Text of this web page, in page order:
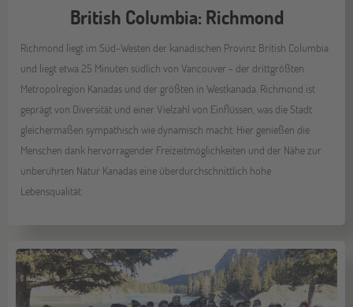
British Columbia: Richmond
Richmond liegt im Süd-Westen der kanadischen Provinz British Columbia
und liegt etwa 25 Minuten südlich von Vancouver - der drittgrößten
Metropolregion Kanadas und der größten in Westkanada. Richmond ist
geprägt von Diversität und einer Vielzahl von Einflüssen, was die Stadt
gleichermaßen sympathisch wie dynamisch macht. Hier genießen die
Menschen dank hervorragender Freizeitmöglichkeiten und der Nähe zur
unberührten Natur Kanadas eine überdurchschnittlich hohe
Lebensqualität.